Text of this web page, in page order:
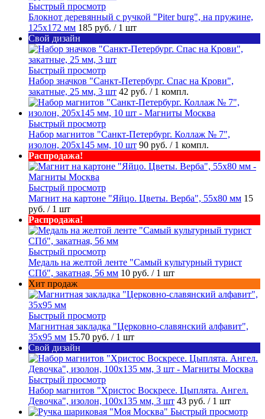
Быстрый просмотр
Блокнот деревянный с ручкой "Piter burg", на пружине,
125х172 мм 185 руб. / 1 шт
Свой дизайн
Быстрый просмотр
Набор значков "Санкт-Петербург. Спас на Крови",
закатные, 25 мм, 3 шт 42 руб. / 1 компл.
Быстрый просмотр
Набор магнитов "Санкт-Петербург. Коллаж № 7",
изолон, 205х145 мм, 10 шт 90 руб. / 1 компл.
Распродажа!
Быстрый просмотр
Магнит на картоне "Яйцо. Цветы. Верба", 55х80 мм 15
руб. / 1 шт
Распродажа!
Быстрый просмотр
Медаль на желтой ленте "Самый культурный турист
СПб", закатная, 56 мм 10 руб. / 1 шт
Хит продаж
Быстрый просмотр
Магнитная закладка "Церковно-славянский алфавит",
35х95 мм 15.70 руб. / 1 шт
Свой дизайн
Быстрый просмотр
Набор магнитов "Христос Воскресе. Цыплята. Ангел.
Девочка", изолон, 100х135 мм, 3 шт 43 руб. / 1 шт
Быстрый просмотр